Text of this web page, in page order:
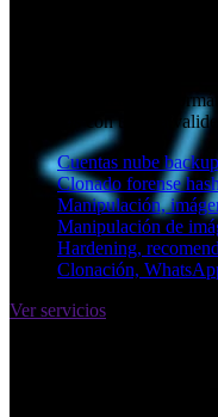
Informes periciales
abogados con toda la
Cuentas nube
Clonado forense
Manipulación,
Manipulación de
Hardening,
Clonación,
Ver servicios